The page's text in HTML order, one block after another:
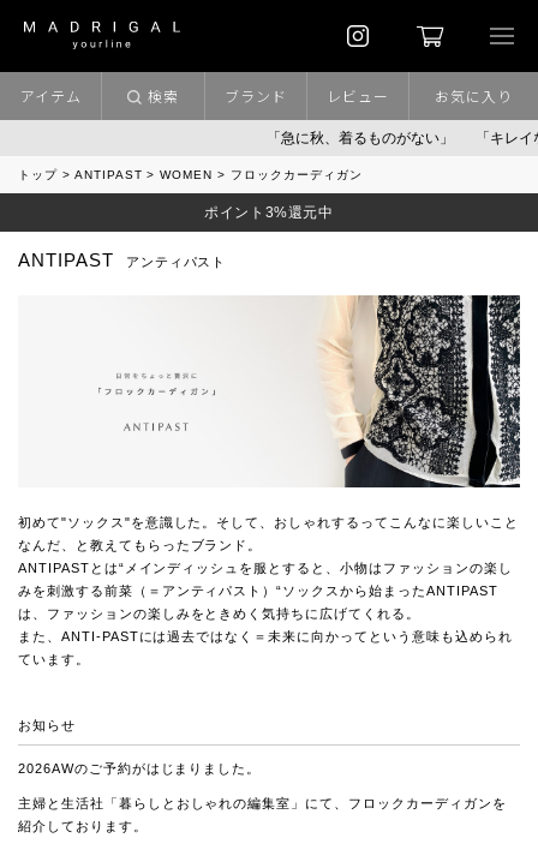
「急に秋、着るものがない」 「キレイな
アイテム 検索 ブランド レビュー お気に入り
トップ ANTIPAST WOMEN フロックカーディガン
ポイント3%還元中
ANTIPAST アンティパスト
初めて"ソックス"を意識した。そして、おしゃれするってこんなに楽しいこと
なんだ、と教えてもらったブランド。
ANTIPASTとは“メインディッシュを服とすると、小物はファッションの楽し
みを刺激する前菜（＝アンティパスト）“ソックスから始まったANTIPAST
は、ファッションの楽しみをときめく気持ちに広げてくれる。
また、ANTI-PASTには過去ではなく＝未来に向かってという意味も込められ
ています。
お知らせ
2026AWのご予約がはじまりました。
主婦と生活社「暮らしとおしゃれの編集室」にて、 フロックカーディガンを
紹介しております。